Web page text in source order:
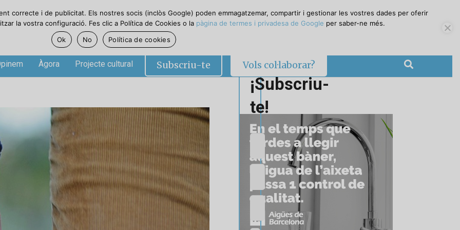
Àgora Projecte cultural Subscriu-te Vols col·laborar?
¡Subscriu-
te!
correcte i de publicitat. Els nostres socis (inclòs Google) poden emmagatzemar, compartir i gestionar les vostres dades per oferir
la vostra configuració. Fes clic a Política de Cookies o la pàgina de termes i privadesa de Google per saber-ne més.
Ok
No Política de cookies